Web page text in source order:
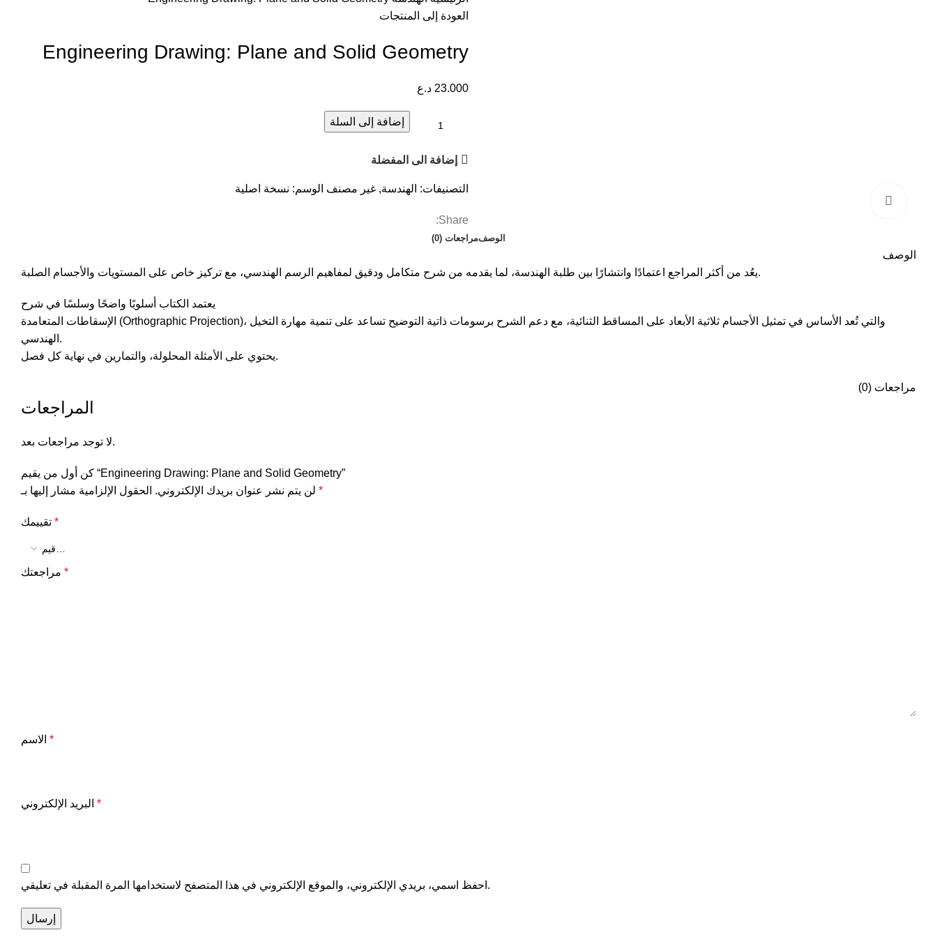
العودة إلى المنتجات
Engineering Drawing: Plane and Solid Geometry
23.000 د.ع
إضافة إلى السلة
إضافة الى المفضلة
التصنيفات: الهندسة, غير مصنف الوسم: نسخة اصلية
Share:
الوصفمراجعات (0)
الوصف
يعُد من أكثر المراجع اعتمادًا وانتشارًا بين طلبة الهندسة، لما يقدمه من شرح متكامل ودقيق لمفاهيم الرسم الهندسي، مع تركيز خاص على المستويات والأجسام الصلبة.
يعتمد الكتاب أسلوبًا واضحًا وسلسًا في شرح
الإسقاطات المتعامدة (Orthographic Projection)، والتي تُعد الأساس في تمثيل الأجسام ثلاثية الأبعاد على المساقط الثنائية، مع دعم الشرح برسومات ذاتية التوضيح تساعد على تنمية مهارة التخيل
الهندسي.
يحتوي على الأمثلة المحلولة، والتمارين في نهاية كل فصل.
مراجعات (0)
المراجعات
لا توجد مراجعات بعد.
كن أول من يقيم “Engineering Drawing: Plane and Solid Geometry”
لن يتم نشر عنوان بريدك الإلكتروني. *
*
*
*
*
احفظ اسمي، بريدي الإلكتروني، والموقع الإلكتروني في هذا المتصفح لاستخدامها المرة المقبلة في تعليقي.